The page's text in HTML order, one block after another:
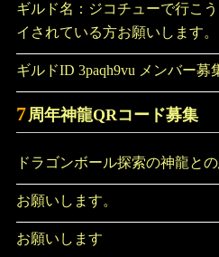
ギルド名：ジコチューで行こ
イされている方お願いします。
ギルドID 3paqh9vu メンバー募
7周年神龍QRコード募集
ドラゴンボール探索の神龍と
お願いします。
お願いします